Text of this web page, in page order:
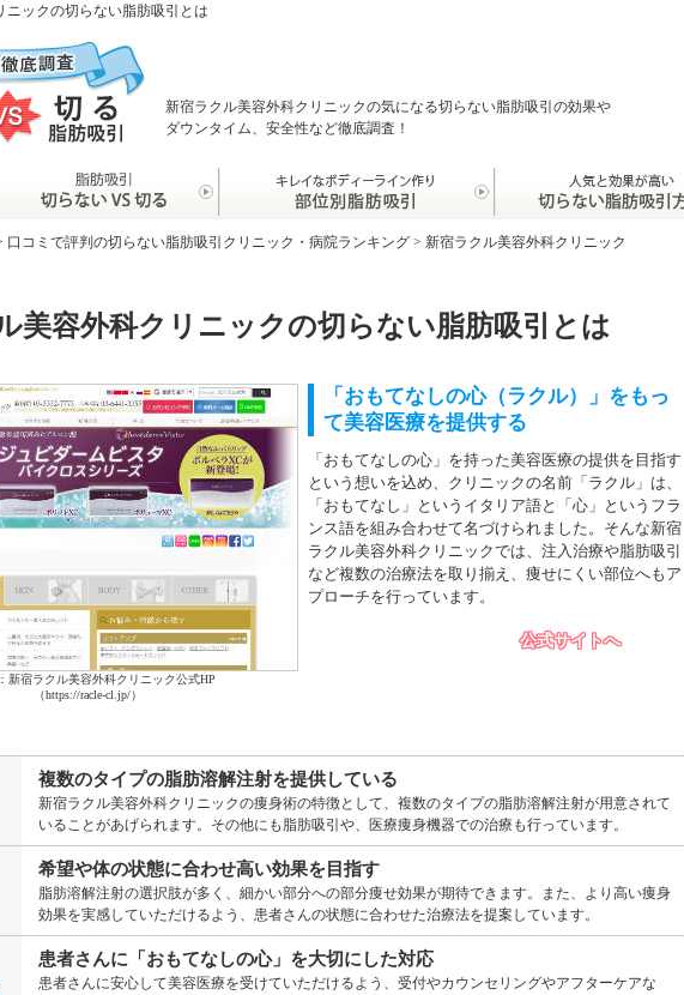
ニックの切らない脂肪吸引とは
新宿ラクル美容外科クリニックの気になる切らない脂肪吸引の効果や
ダウンタイム、安全性など徹底調査！
口コミで評判の切らない脂肪吸引クリニック・病院ランキング > 新宿ラクル美容外科クリニック
美容外科クリニックの切らない脂肪吸引とは
新宿ラクル美容外科クリニック公式HP
（https://racle-cl.jp/）
「おもてなしの心（ラクル）」をもっ
て美容医療を提供する
「おもてなしの心」を持った美容医療の提供を目指す
という想いを込め、クリニックの名前「ラクル」は、
「おもてなし」というイタリア語と「心」というフラ
ンス語を組み合わせて名づけられました。そんな新宿
ラクル美容外科クリニックでは、注入治療や脂肪吸引
など複数の治療法を取り揃え、痩せにくい部位へもア
プローチを行っています。
公式サイトへ
複数のタイプの脂肪溶解注射を提供している
新宿ラクル美容外科クリニックの痩身術の特徴として、複数のタイプの脂肪溶解注射が用意されて
いることがあげられます。その他にも脂肪吸引や、医療痩身機器での治療も行っています。
希望や体の状態に合わせ高い効果を目指す
脂肪溶解注射の選択肢が多く、細かい部分への部分痩せ効果が期待できます。また、より高い痩身
効果を実感していただけるよう、患者さんの状態に合わせた治療法を提案しています。
患者さんに「おもてなしの心」を大切にした対応
患者さんに安心して美容医療を受けていただけるよう、受付やカウンセリングやアフターケアな